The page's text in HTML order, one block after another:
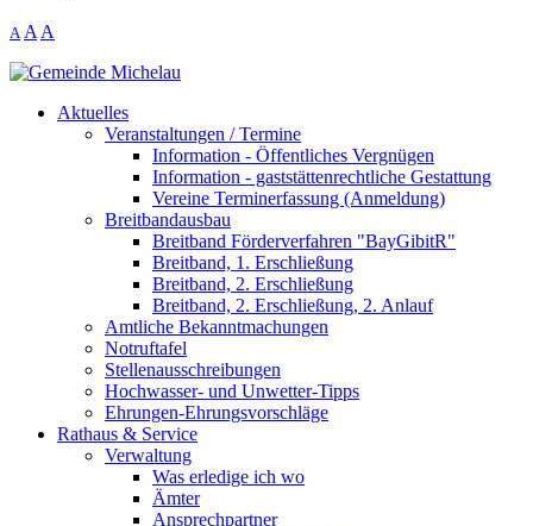
A A A
Aktuelles
Veranstaltungen / Termine
Information - Öffentliches Vergnügen
Information - gaststättenrechtliche Gestattung
Vereine Terminerfassung (Anmeldung)
Breitbandausbau
Breitband Förderverfahren "BayGibitR"
Breitband, 1. Erschließung
Breitband, 2. Erschließung
Breitband, 2. Erschließung, 2. Anlauf
Amtliche Bekanntmachungen
Notruftafel
Stellenausschreibungen
Hochwasser- und Unwetter-Tipps
Ehrungen-Ehrungsvorschläge
Rathaus & Service
Verwaltung
Was erledige ich wo
Ämter
Ansprechpartner